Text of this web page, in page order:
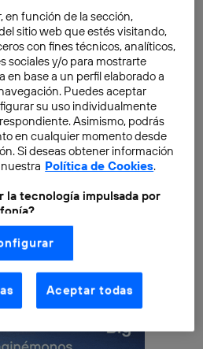
de lo diminuto y hacer que el
una realidad.
por la empresa
KL02, un
ingerible equipado con un
RAM y otros
chip KL02de apenas dos
casi todos los
a pleno
los avances en
en función de la sección,
sitio web que estés visitando,
con fines técnicos, analíticos,
sociales y/o para mostrarte
en base a un perfil elaborado a
Puedes aceptar
su uso individualmente
Asimismo, podrás
en cualquier momento desde
Si deseas obtener información
Política de Cookies.
la tecnología impulsada por
utilizamos la tecnología Utiq para
de marketing digital o análisis
aviso de consentimiento)
en nuestra(s) web(s)
utilizas una conexión a
por una de las
participantes, y otorgas tu
con la privacidad como
Aceptar todas